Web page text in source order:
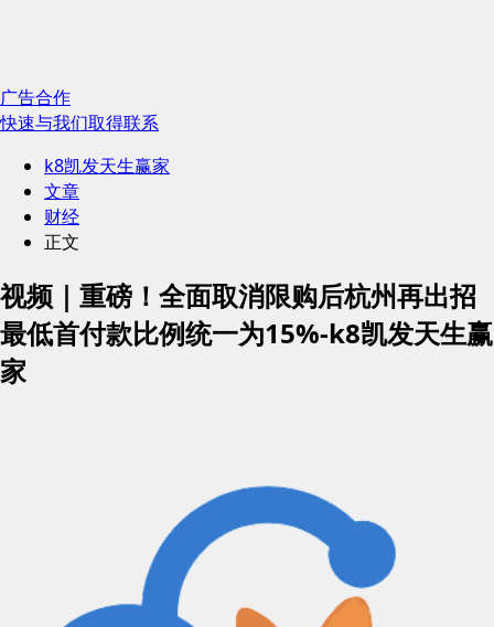
广告合作
快速与我们取得联系
k8凯发天生赢家
文章
财经
正文
视频｜重磅！全面取消限购后杭州再出招
最低首付款比例统一为15%-k8凯发天生赢
家